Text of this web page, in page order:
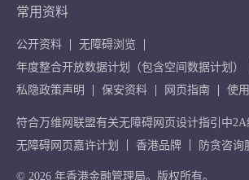
常用资料
公开资料
无障碍浏览
年度整合开放数据计划（包含空间数据计划）
私隐政策声明
保安资料 网页指南 使
符合万维网联盟有关无障碍网页设计指引中2A
无障碍网页嘉许计划
香港品牌 防贪咨询
© 2026 年香港金融管理局。版权所有。